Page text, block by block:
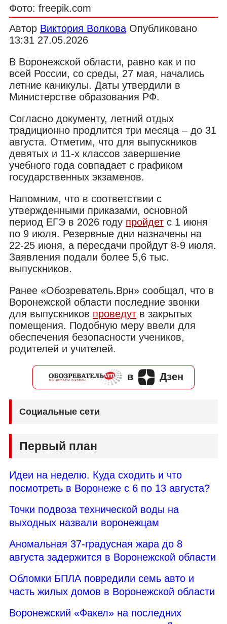
Фото: freepik.com
Автор Виктория Волкова Опубликовано
13:31 27.05.2026
В Воронежской области, равно как и по
всей России, со среды, 27 мая, начались
летние каникулы. Даты утвердили в
Министерстве образования РФ.
Согласно документу, летний отдых
традиционно продлится три месяца – до 31
августа. Отметим, что для выпускников
девятых и 11-х классов завершение
учебного года совпадает с графиком
государственных экзаменов.
Напомним, что в соответствии с
утвержденными приказами, основной
период ЕГЭ в 2026 году пройдет с 1 июня
по 9 июля. Резервные дни назначены на
22-25 июня, а пересдачи пройдут 8-9 июля.
Заявления подали более 5,6 тыс.
выпускников.
Ранее «Обозреватель.Врн» сообщал, что в
Воронежской области последние звонки
для выпускников проведут в закрытых
помещения. Подобную меру ввели для
обеспечения безопасности учеников,
родителей и учителей.
в Дзен
Социальные сети
Первый план
Идеи на неделю. Куда сходить и что
посмотреть в Воронеже с 6 по 13 августа?
Точки подвоза технической воды на
выходных назвали воронежцам
Аномальная 37-градусная жара до 8
августа задержится в Воронежской области
Обломки БПЛА повредили семь авто и
часть жилых домов в Воронежской области
Воронежский «Факел» на последних